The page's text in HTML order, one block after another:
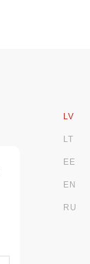
LV
LT
EE
EN
RU